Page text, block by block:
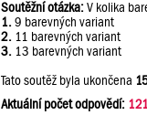
Soutěžní otázka:V kolika
1. 9 barevných variant
2. 11 barevných variant
3. 13 barevných variant
Tato soutěž byla ukončena
Aktuální počet odpovědí: 121